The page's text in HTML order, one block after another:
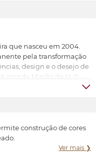
que nasceu em 2004.
pela transformação
design e o desejo de
grande Missão da Vult
a possibilidade de ter
construção de cores
Ver mais ❯